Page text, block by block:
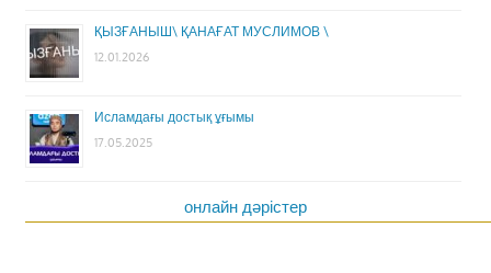
ҚЫЗҒАНЫШ\ ҚАНАҒАТ МУСЛИМОВ \
12.01.2026
Исламдағы достық ұғымы
17.05.2025
онлайн дәрістер